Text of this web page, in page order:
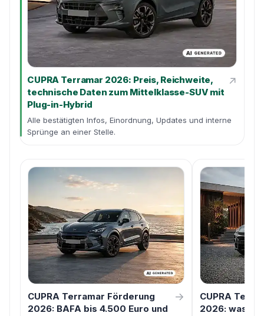
CUPRA Terramar 2026: Preis, Reichweite,
technische Daten zum Mittelklasse-SUV mit
Plug-in-Hybrid
↗
Alle bestätigten Infos, Einordnung, Updates und interne
Sprünge an einer Stelle.
CUPRA Terramar Förderung
2026: BAFA bis 4.500 Euro und
→
CUPRA
2026: was